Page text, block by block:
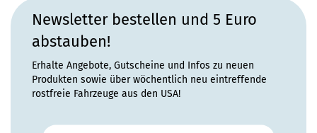
Newsletter bestellen und 5 Euro
abstauben!
Erhalte Angebote, Gutscheine und Infos zu neuen
Produkten sowie über wöchentlich neu eintreffende
rostfreie Fahrzeuge aus den USA!